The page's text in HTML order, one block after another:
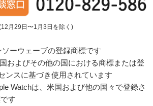
月29日〜1月3日を除く)
ーウェーブの登録商標です
およびその他の国における商標または登
ンスに基づき使用されています
Watchは、米国および他の国々で登録さ
す